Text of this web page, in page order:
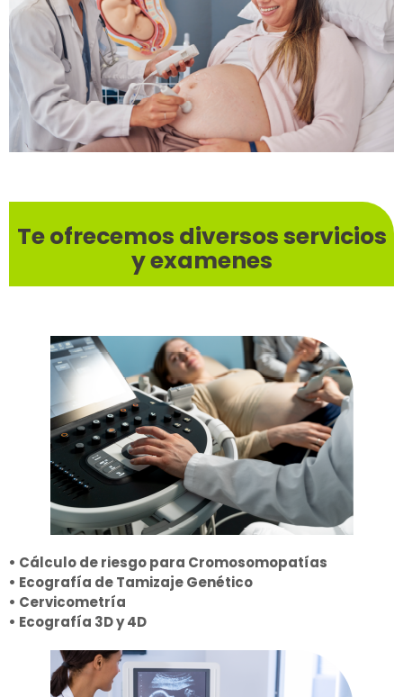
Te ofrecemos diversos servicios
y examenes
• Cálculo de riesgo para Cromosomopatías
• Ecografía de Tamizaje Genético
• Cervicometría
• Ecografía 3D y 4D